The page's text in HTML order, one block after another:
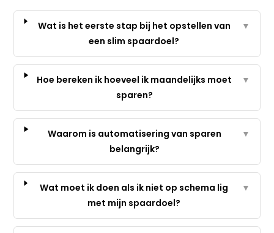
Wat is het eerste stap bij het opstellen van
een slim spaardoel?
▼
Hoe bereken ik hoeveel ik maandelijks moet
sparen?
▼
Waarom is automatisering van sparen
belangrijk?
▼
Wat moet ik doen als ik niet op schema lig
met mijn spaardoel?
▼